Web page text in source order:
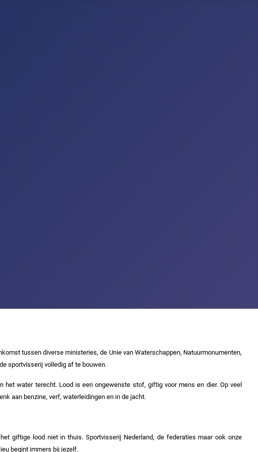
tussen diverse ministeries, de Unie van Waterschappen, Natuurmonumenten,
sportvisserij volledig af te bouwen.
water terecht. Lood is een ongewenste stof, giftig voor mens en dier. Op veel
aan benzine, verf, waterleidingen en in de jacht.
giftige lood niet in thuis. Sportvisserij Nederland, de federaties maar ook onze
begint immers bij jezelf.